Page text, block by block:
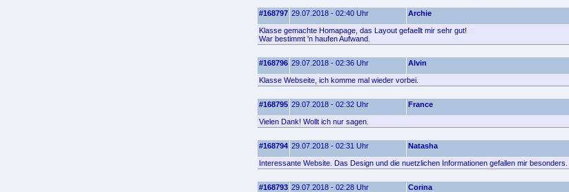
#168797 29.07.2018 - 02:40 Uhr Archie
Klasse gemachte Homapage, das Layout gefaellt mir sehr gut!
War bestimmt 'n haufen Aufwand.
#168796 29.07.2018 - 02:36 Uhr Alvin
Klasse Webseite, ich komme mal wieder vorbei.
#168795 29.07.2018 - 02:32 Uhr France
Vielen Dank! Wollt ich nur sagen.
#168794 29.07.2018 - 02:31 Uhr Natasha
Interessante Website. Das Design und die nuetzlichen Informationen gefallen mir besonders.
#168793 29.07.2018 - 02:28 Uhr Corina